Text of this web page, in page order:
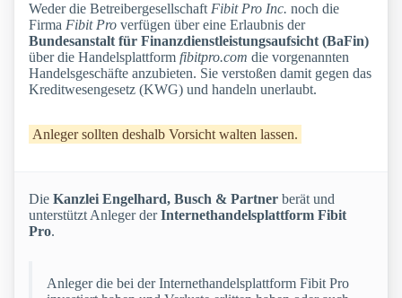
Weder die Betreibergesellschaft Fibit Pro Inc. noch die
Firma Fibit Pro verfügen über eine Erlaubnis der
Bundesanstalt für Finanzdienstleistungsaufsicht (BaFin)
über die Handelsplattform fibitpro.com die vorgenannten
Handelsgeschäfte anzubieten. Sie verstoßen damit gegen das
Kreditwesengesetz (KWG) und handeln unerlaubt.
Anleger sollten deshalb Vorsicht walten lassen.
Die Kanzlei Engelhard, Busch & Partner berät und
unterstützt Anleger derInternethandelsplattform Fibit
Pro.
Anleger die bei der Internethandelsplattform Fibit Pro